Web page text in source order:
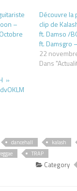
–
Découvre
clip de
ft. Damso /
ft. Damsgro
22
Dans
»
dancehall kalash
TRAP
Category